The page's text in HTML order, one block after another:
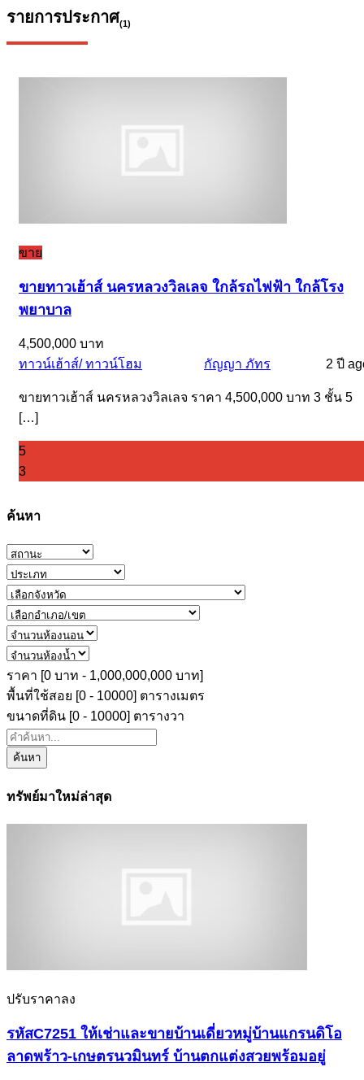
รายการประกาศ(1)
ขาย
ขายทาวเฮ้าส์ นครหลวงวิลเลจ ใกล้รถไฟฟ้า ใกล้โรง
พยาบาล
4,500,000 บาท
ทาวน์เฮ้าส์/ ทาวน์โฮม
กัญญา ภัทร 2 ปี
ขายทาวเฮ้าส์ นครหลวงวิลเลจ ราคา 4,500,000 บาท 3 ชั้น 5
[…]
5
3
ค้นหา
ราคา [0 บาท - 1,000,000,000 บาท]
พื้นที่ใช้สอย [0 - 10000] ตารางเมตร
ขนาดที่ดิน [0 - 10000] ตารางวา
ค้นหา
ทรัพย์มาใหม่ล่าสุด
ปรับราคาลง
รหัสC7251 ให้เช่าและขายบ้านเดี่ยวหมู่บ้านแกรนดิโอ
ลาดพร้าว-เกษตรนวมินทร์ บ้านตกแต่งสวยพร้อมอยู่